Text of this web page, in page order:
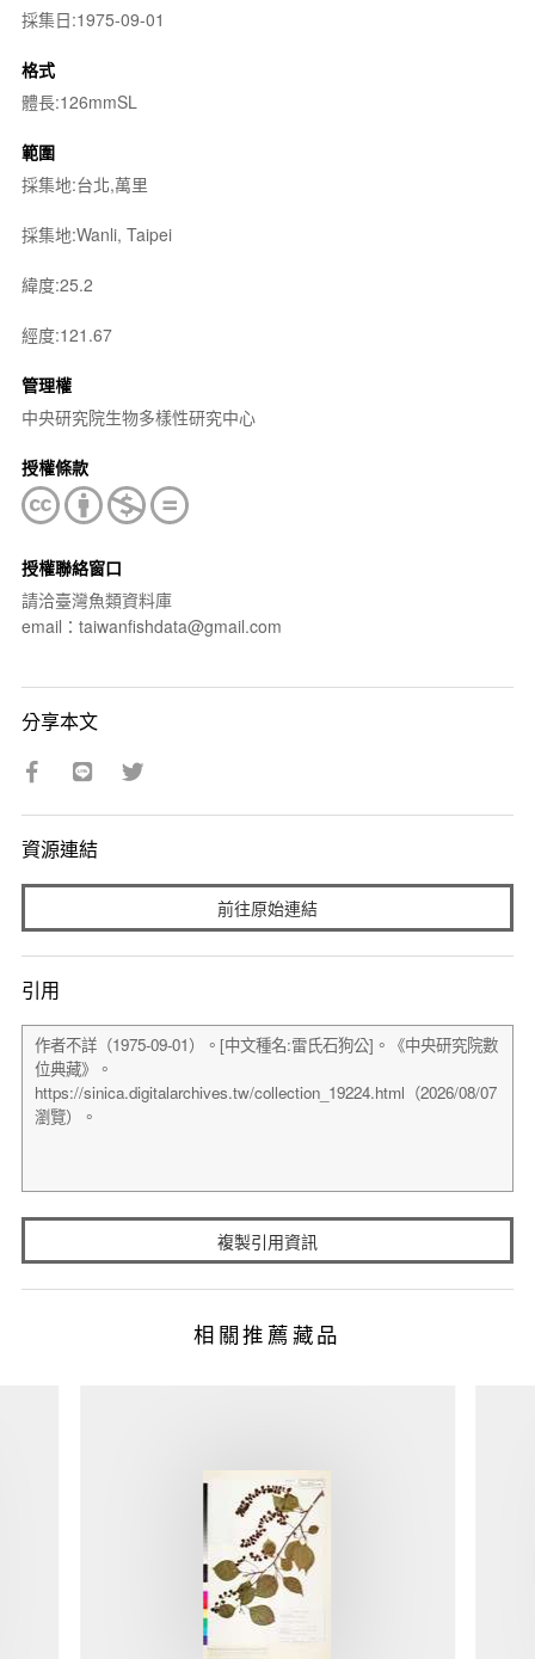
採集日:1975-09-01
格式
體長:126mmSL
範圍
採集地:台北,萬里
採集地:Wanli, Taipei
緯度:25.2
經度:121.67
管理權
中央研究院生物多樣性研究中心
授權條款
授權聯絡窗口
請洽臺灣魚類資料庫
email：taiwanfishdata@gmail.com
分享本文
資源連結
前往原始連結
引用
複製引用資訊
相關推薦藏品